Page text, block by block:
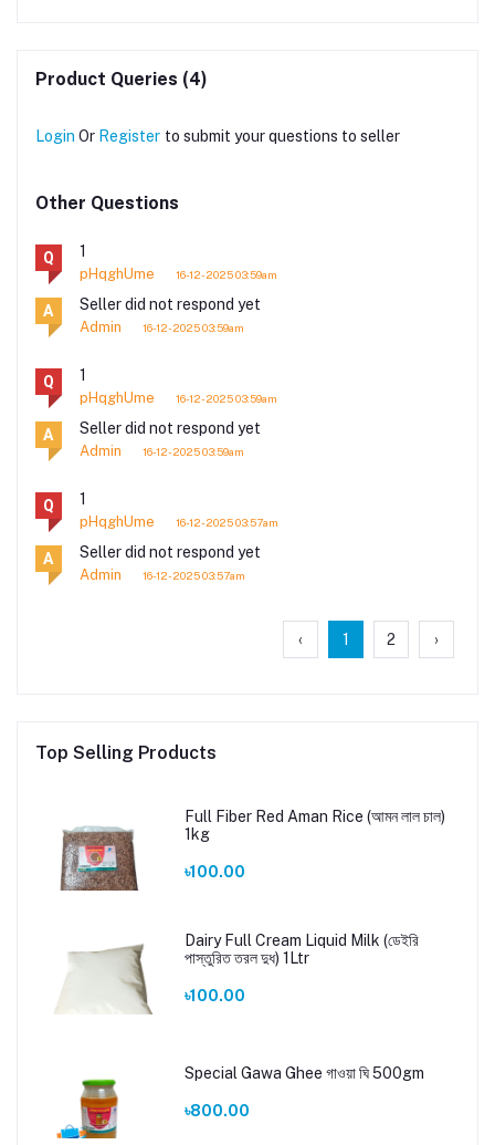
Product Queries (4)
Login Or Register to submit your questions to seller
Other Questions
Q 1
pHqghUme 16-12-2025 03:59am
A Seller did not respond yet
Admin 16-12-2025 03:59am
Q 1
pHqghUme 16-12-2025 03:59am
A Seller did not respond yet
Admin 16-12-2025 03:59am
Q 1
pHqghUme 16-12-2025 03:57am
A Seller did not respond yet
Admin 16-12-2025 03:57am
‹ 1 2 ›
Top Selling Products
Full Fiber Red Aman Rice (আমন লাল চাল)
1kg
৳100.00
Dairy Full Cream Liquid Milk (ডেইরি
পাস্তুরিত তরল দুধ) 1Ltr
৳100.00
Special Gawa Ghee গাওয়া ঘি 500gm
৳800.00